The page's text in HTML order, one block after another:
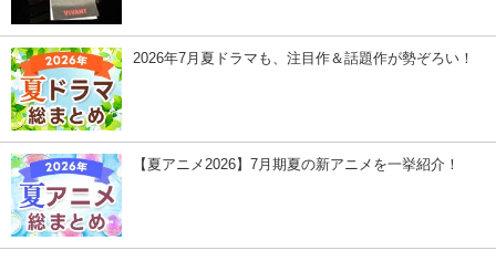
2026年7月夏ドラマも、注目作＆話題作が勢ぞろい！
【夏アニメ2026】7月期夏の新アニメを一挙紹介！